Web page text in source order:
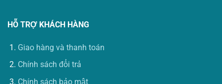
HỖ TRỢ KHÁCH HÀNG
Giao hàng và thanh toán
Chính sách đổi trả
Chính sách bảo mật